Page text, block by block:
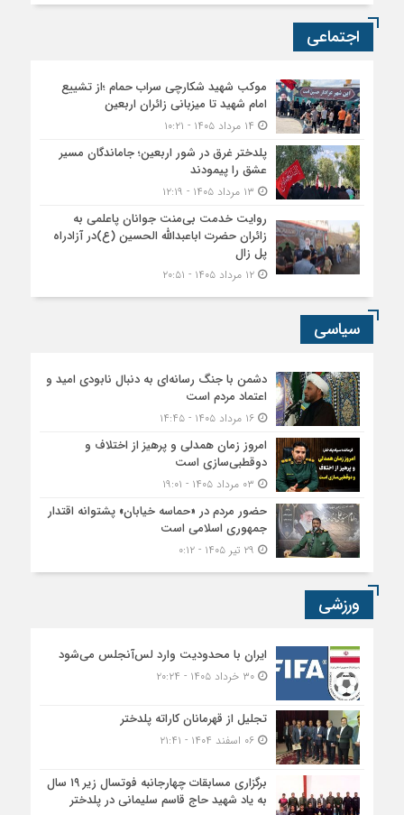
اجتماعی
موکب شهید شکارچی سراب حمام ؛از تشییع
امام شهید تا میزبانی زائران اربعین
پلدختر غرق در شور اربعین؛ جاماندگان مسیر
عشق را پیمودند
روایت خدمت بی‌منت جوانان پاعلمی به
زائران حضرت اباعبدالله الحسین (ع)در آزادراه
پل زال
۱۲ مرداد ۱۴۰۵ - ۲۰:۵۱
سیاسی
دشمن با جنگ رسانه‌ای به دنبال نابودی امید و
اعتماد مردم است
۱۶ مرداد ۱۴۰۵ - ۱۴:۴۵
امروز زمان همدلی و پرهیز از اختلاف و
دوقطبی‌سازی است
حضور مردم در «حماسه خیابان» پشتوانه اقتدار
جمهوری اسلامی است
ورزشی
ایران با محدودیت وارد لس‌آنجلس می‌شود
۳۰ خرداد ۱۴۰۵ - ۲۰:۲۴
تجلیل از قهرمانان کاراته پلدختر
۰۶ اسفند ۱۴۰۴ - ۲۱:۴۱
برگزاری مسابقات چهارجانبه فوتسال زیر ۱۹ سال
به یاد شهید حاج قاسم سلیمانی در پلدختر